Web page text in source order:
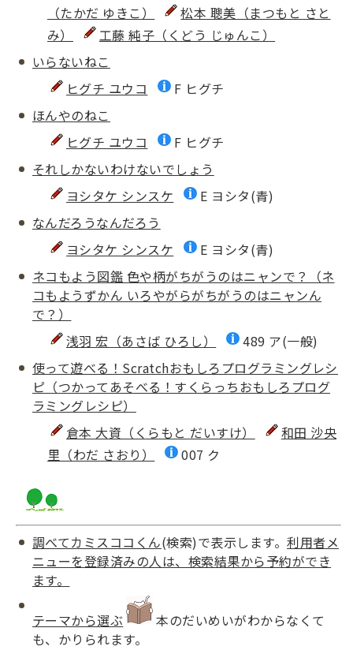
（たかだ ゆきこ）
松本 聰美（まつもと さと
み）
工藤 純子（くどう じゅんこ）
いらないねこ
ヒグチ ユウコ
F ヒグチ
ほんやのねこ
ヒグチ ユウコ
F ヒグチ
それしかないわけないでしょう
ヨシタケ シンスケ
E ヨシタ(青)
なんだろうなんだろう
ヨシタケ シンスケ
E ヨシタ(青)
ネコもよう図鑑 色や柄がちがうのはニャンで？（ネ
コもようずかん いろやがらがちがうのはニャンん
で？）
浅羽 宏（あさば ひろし）
489 ア(一般)
使って遊べる！Scratchおもしろプログラミングレシ
ピ（つかってあそべる！すくらっちおもしろプログ
ラミングレシピ）
倉本 大資（くらもと だいすけ）
和田 沙央
里（わだ さおり）
007 ク
調べてカミスココくん(検索)で表示します。利用者メ
ニューを登録済みの人は、検索結果から予約ができ
ます。
テーマから選ぶ
本のだいめいがわからなくて
も、かりられます。